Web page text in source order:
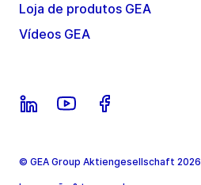
Loja de produtos GEA
Vídeos GEA
© GEA Group Aktiengesellschaft 2026